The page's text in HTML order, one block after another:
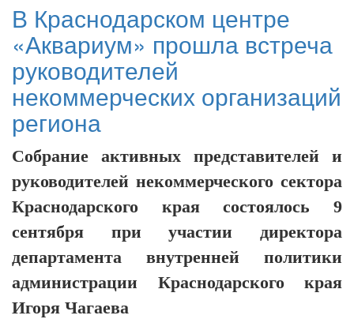
В Краснодарском центре
«Аквариум» прошла встреча
руководителей
некоммерческих организаций
региона
Собрание активных представителей и
руководителей некоммерческого сектора
Краснодарского края состоялось 9
сентября при участии директора
департамента внутренней политики
администрации Краснодарского края
Игоря Чагаева